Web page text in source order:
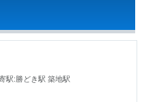
駅:勝どき駅 築地駅